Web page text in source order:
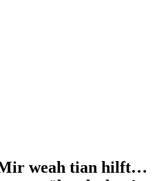
weah tian hilft…